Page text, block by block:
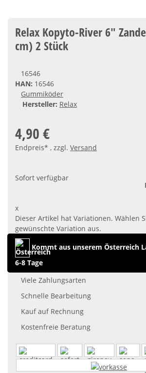
Relax Kopyto-River 6"
cm) 2 Stück
16546
HAN: 16546
Gummiköder
Hersteller: Relax
4,90 €
Endpreis* , zzgl. Versand
Sofort verfügbar
x
Dieser Artikel hat Variationen. Wählen
gewünschte Variation aus.
Kommt aus unserem Österreich
6-8 Tage
Viele Zahlungsarten
Schnelle Bearbeitung
Kauf auf Rechnung
Kostenfreie Beratung